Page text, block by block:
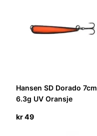
Hansen SD Dorado 7cm
6.3g UV Oransje
kr49